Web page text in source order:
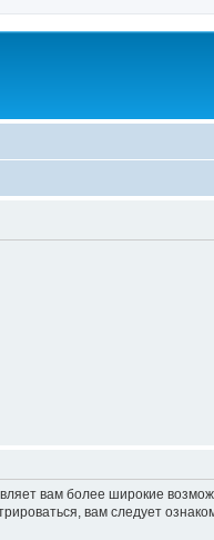
вам более широкие
вам следует